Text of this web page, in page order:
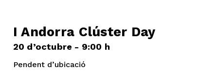
I Andorra Clúster Day
20 d’octubre - 9:00 h
Pendent d’ubicació